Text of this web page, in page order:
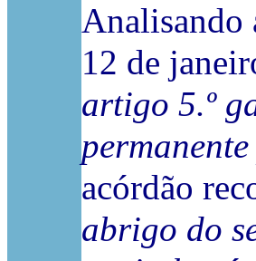
Analisando
12 de
artigo 5.º
acórdão
abrigo do